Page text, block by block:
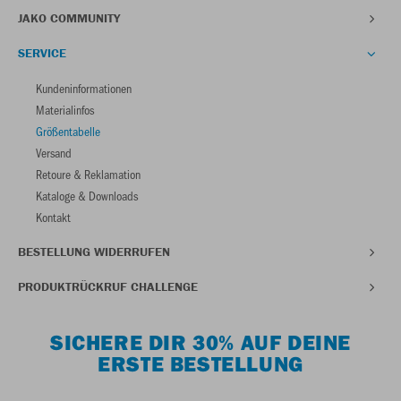
JAKO COMMUNITY
SERVICE
Kundeninformationen
Materialinfos
Größentabelle
Versand
Retoure & Reklamation
Kataloge & Downloads
Kontakt
BESTELLUNG WIDERRUFEN
PRODUKTRÜCKRUF CHALLENGE
SICHERE DIR 30% AUF DEINE
ERSTE BESTELLUNG